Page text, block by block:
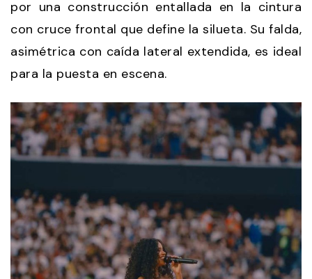
por una construcción entallada en la cintura
con cruce frontal que define la silueta. Su falda,
asimétrica con caída lateral extendida, es ideal
para la puesta en escena.